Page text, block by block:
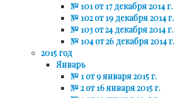
№ 101 от 17 декабря 2014 г.
№ 102 от 19 декабря 2014 г.
№ 103 от 24 декабря 2014 г.
№ 104 от 26 декабря 2014 г.
2015 год
Январь
№ 1 от 9 января 2015 г.
№ 2 от 16 января 2015 г.